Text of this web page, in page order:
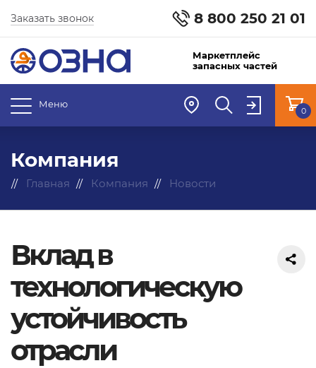
8 800 250 21 01
Заказать звонок
Маркетплейс
запасных частей
Меню
0
Компания
Главная Компания Новости
Вклад в
технологическую
устойчивость
отрасли